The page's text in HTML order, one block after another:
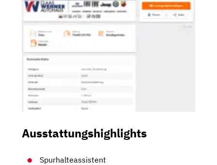
Ausstattungshighlights
Spurhalteassistent